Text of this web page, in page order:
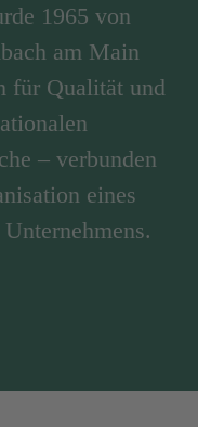
1965 von
am Main
für Qualität und
– verbunden
eines